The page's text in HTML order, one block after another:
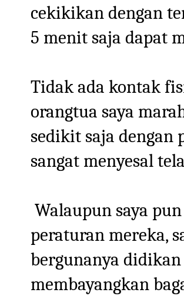
cekikikan dengan
5 menit saja dapat
Tidak ada kontak
orangtua saya
sedikit saja dengan
sangat menyesal
Walaupun saya
peraturan mereka,
bergunanya didikan
membayangkan